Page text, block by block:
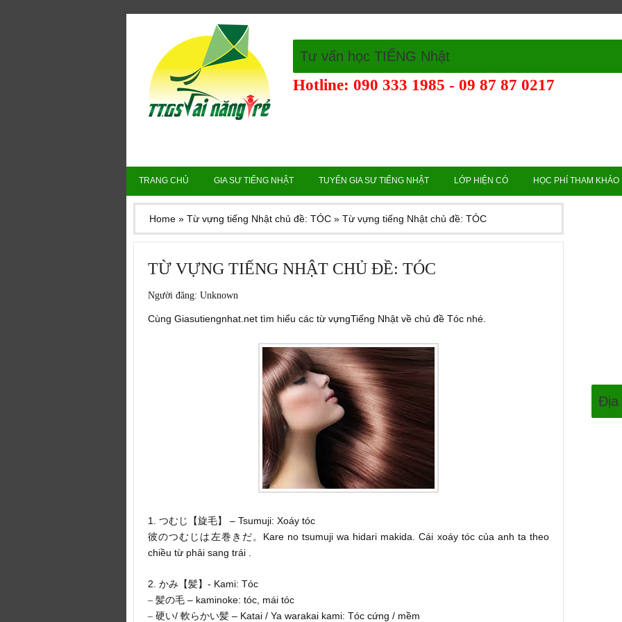
Tư vấn học TIẾNG Nhật
Hotline: 090 333 1985 - 09 87 87 0217
TRANG CHỦ GIA SƯ TIẾNG NHẬT TUYỂN GIA SƯ TIẾNG NHẬT LỚP HIỆN CÓ HỌC PHÍ THAM KHẢO
Home » Từ vựng tiếng Nhật chủ đề: TÓC » Từ vựng tiếng Nhật chủ đề: TÓC
TỪ VỰNG TIẾNG NHẬT CHỦ ĐỀ: TÓC
Người đăng: Unknown
Cùng Giasutiengnhat.net tìm hiểu các từ vựngTiếng Nhật về chủ đề Tóc nhé.
1. つむじ【旋毛】 – Tsumuji: Xoáy tóc
彼のつむじは左巻きだ。 Kare no tsumuji wa hidari makida. Cái xoáy tóc của anh ta theo
chiều từ phải sang trái .
2. かみ【髪】 - Kami: Tóc
– 髪の毛 – kaminoke: tóc, mái tóc
– 硬い/ 軟らかい髪 – Katai / Ya warakai kami: Tóc cứng / mềm
Địa